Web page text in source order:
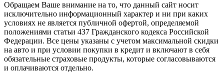
Обращаем Ваше внимание на то, что данный сайт носит
исключительно информационный характер и ни при каких
условиях не является публичной офертой, определяемой
положениями статьи 437 Гражданского кодекса Российской
Федерации. Все цены указаны с учетом максимальной скидки
на авто и при условии покупки в кредит и включают в себя
обязательные страховые продукты, которые согласовываются
и оплачиваются отдельно.